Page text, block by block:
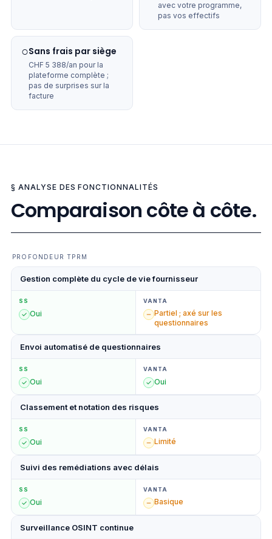
avec votre programme,
pas vos effectifs
○Sans frais par siège
CHF 5 388/an pour la
plateforme complète ;
pas de surprises sur la
facture
§ ANALYSE DES FONCTIONNALITÉS
Comparaison côte à côte.
PROFONDEUR TPRM
Gestion complète du cycle de vie fournisseur
SS
Oui
VANTA
Partiel ; axé sur les
questionnaires
Envoi automatisé de questionnaires
SS
Oui
VANTA
Oui
Classement et notation des risques
SS
Oui
VANTA
Limité
Suivi des remédiations avec délais
SS
Oui
VANTA
Basique
Surveillance OSINT continue